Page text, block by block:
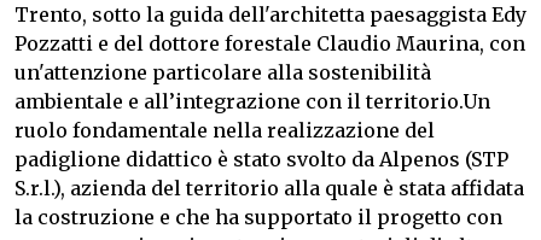
Trento, sotto la guida dell'architetta paesaggista Edy
Pozzatti e del dottore forestale Claudio Maurina, con
un'attenzione particolare alla sostenibilità
ambientale e all’integrazione con il territorio.Un
ruolo fondamentale nella realizzazione del
padiglione didattico è stato svolto da Alpenos (STP
S.r.l.), azienda del territorio alla quale è stata affidata
la costruzione e che ha supportato il progetto con